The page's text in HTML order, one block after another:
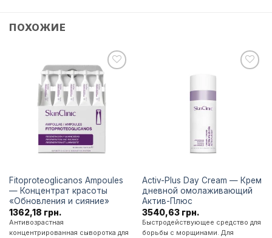
ПОХОЖИЕ
Додати
списку
бажань
Fitoproteoglicanos Ampoules
— Концентрат красоты
«Обновления и сияние»
1362,18 грн.
Антивозрастная
концентрированная сыворотка для
Activ-Plus Day Cream — Крем
дневной омолаживающий
Актив-Плюс
3540,63 грн.
Быстродействующее средство для
борьбы с морщинами. Для